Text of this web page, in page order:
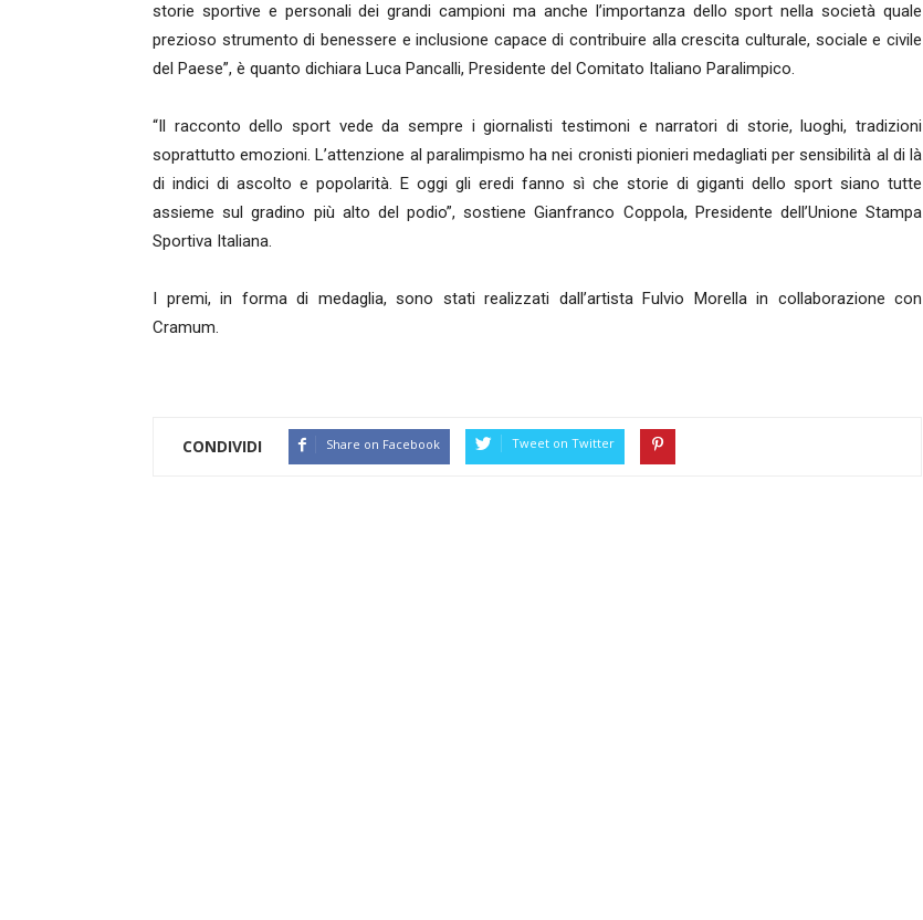
storie sportive e personali dei grandi campioni ma anche l’importanza dello sport nella società quale
prezioso strumento di benessere e inclusione capace di contribuire alla crescita culturale, sociale e civile
del Paese”, è quanto dichiara Luca Pancalli, Presidente del Comitato Italiano Paralimpico.
“Il racconto dello sport vede da sempre i giornalisti testimoni e narratori di storie, luoghi, tradizioni
soprattutto emozioni. L’attenzione al paralimpismo ha nei cronisti pionieri medagliati per sensibilità al di là
di indici di ascolto e popolarità. E oggi gli eredi fanno sì che storie di giganti dello sport siano tutte
assieme sul gradino più alto del podio”, sostiene Gianfranco Coppola, Presidente dell’Unione Stampa
Sportiva Italiana.
I premi, in forma di medaglia, sono stati realizzati dall’artista Fulvio Morella in collaborazione con
Cramum.
CONDIVIDI Share on Facebook Tweet on Twitter